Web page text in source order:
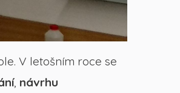
V letošním roce se
, návrhu